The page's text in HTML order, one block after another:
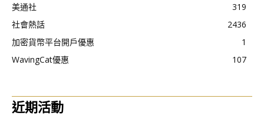
美通社
319
社會熱話
2436
加密貨幣平台開戶優惠
1
WavingCat優惠
107
近期活動